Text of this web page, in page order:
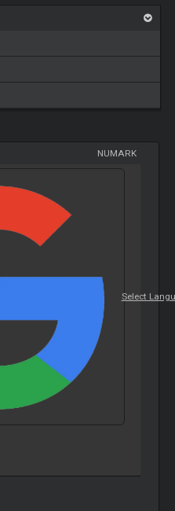
NUMARK
Select